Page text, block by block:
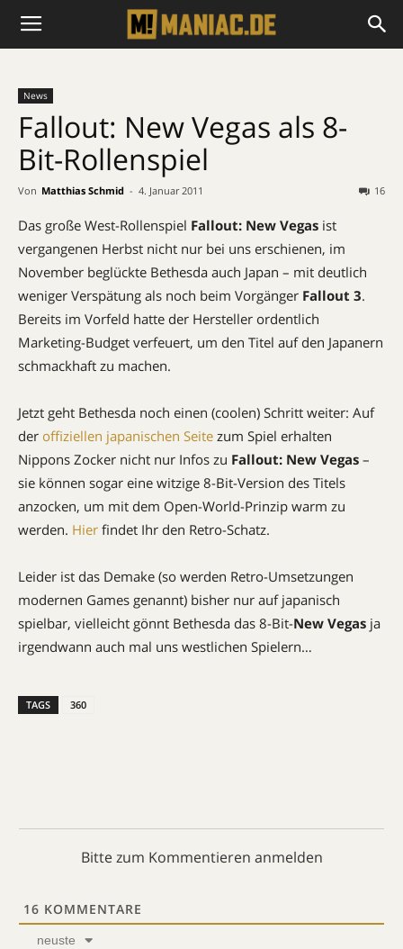
News
Fallout: New Vegas als 8-
Bit-Rollenspiel
Von Matthias Schmid - 4. Januar 2011 16
Das große West-Rollenspiel Fallout: New Vegas ist
vergangenen Herbst nicht nur bei uns erschienen, im
November beglückte Bethesda auch Japan – mit deutlich
weniger Verspätung als noch beim Vorgänger Fallout 3.
Bereits im Vorfeld hatte der Hersteller ordentlich
Marketing-Budget verfeuert, um den Titel auf den Japanern
schmackhaft zu machen.
Jetzt geht Bethesda noch einen (coolen) Schritt weiter: Auf
der offiziellen japanischen Seite zum Spiel erhalten
Nippons Zocker nicht nur Infos zu Fallout: New Vegas –
sie können sogar eine witzige 8-Bit-Version des Titels
anzocken, um mit dem Open-World-Prinzip warm zu
werden. Hier findet Ihr den Retro-Schatz.
Leider ist das Demake (so werden Retro-Umsetzungen
modernen Games genannt) bisher nur auf japanisch
spielbar, vielleicht gönnt Bethesda das 8-Bit-New Vegas ja
irgendwann auch mal uns westlichen Spielern…
TAGS 360
Bitte zum Kommentieren anmelden
16 KOMMENTARE
neuste